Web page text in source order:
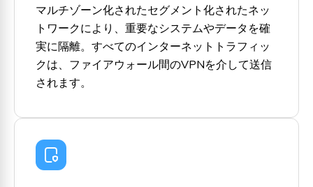
マルチゾーン化されたセグメント化されたネッ
トワークにより、重要なシステムやデータを確
実に隔離。すべてのインターネットトラフィッ
クは、ファイアウォール間のVPNを介して送信
されます。